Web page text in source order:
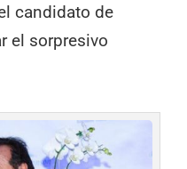
candidato de
el sorpresivo